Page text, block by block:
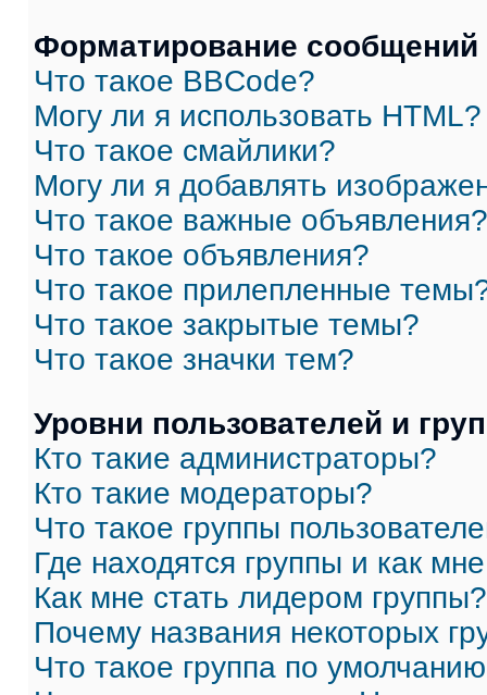
Форматирование
Что такое BBCode?
Могу ли я использовать HTML?
Что такое смайлики?
Могу ли я добавлять
Что такое важные объявления?
Что такое объявления?
Что такое прилепленные
Что такое закрытые темы?
Что такое значки тем?
Уровни пользователей и
Кто такие администраторы?
Кто такие модераторы?
Что такое группы
Где находятся группы и как
Как мне стать лидером группы?
Почему названия некоторых
Что такое группа по